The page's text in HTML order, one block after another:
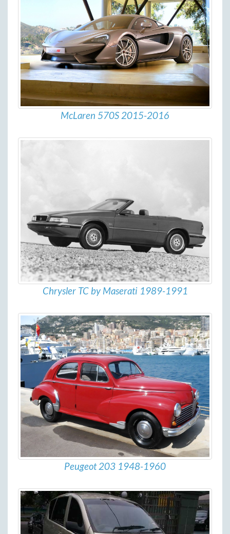
McLaren 570S 2015-2016
Chrysler TC by Maserati 1989-1991
Peugeot 203 1948-1960